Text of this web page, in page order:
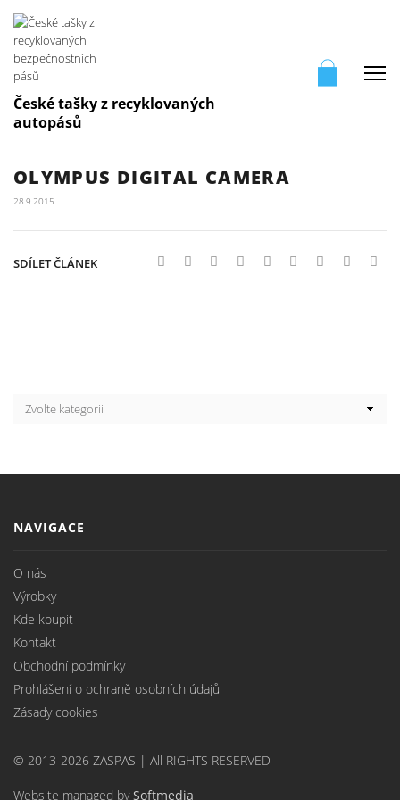
České tašky z recyklovaných
autopásů
OLYMPUS DIGITAL CAMERA
28.9.2015
SDÍLET ČLÁNEK
NAVIGACE
O nás
Výrobky
Kde koupit
Kontakt
Obchodní podmínky
Prohlášení o ochraně osobních údajů
Zásady cookies
© 2013-2026 ZASPAS | All RIGHTS RESERVED
Website managed bySoftmedia